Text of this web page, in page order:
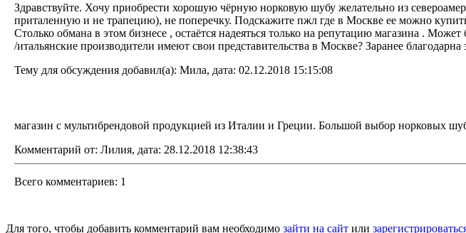
Здравствуйте. Хочу приобрести хорошую чёрную норковую шубу желательно из
приталенную и не трапецию), не поперечку. Подскажите пжл где в Москве ее можно
Столько обмана в этом бизнесе , остаётся надеяться только на репутацию магазина .
/итальянские производители имеют свои представительства в Москве? Заранее благодарна
Тему для обсуждения добавил(а): Мила, дата: 02.12.2018 15:15:08
магазин с мультибрендовой продукцией из Италии и Греции. Большой выбор норковых
Комментарий от: Лилия, дата: 28.12.2018 12:38:43
Всего комментариев: 1
Для того, чтобы добавить комментарий вам необходимо зайти на сайт или